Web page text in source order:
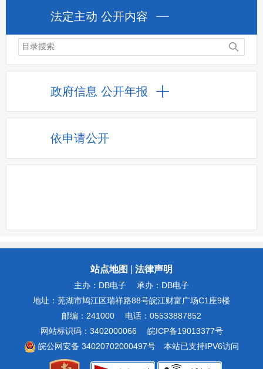
法定主动 公开内容
政府信息 公开年报
依申请公开
站点地图 法律声明
主办：DB电子
承办：DB电子
地址：芜湖市鸠江区瑞祥路88号皖江财富广场C1座9楼
邮编：241000
电话：05533887852
网站标识码：3402000066
皖ICP备19013377号
皖公网安备 34020702000497号
本站已支持IPV6访问